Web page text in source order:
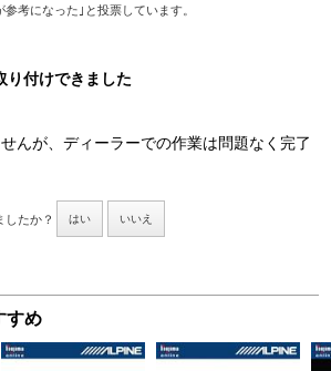
考になった｣と投票しています。
り付けできました
んが、ディーラーでの作業は問題なく完了
したか？ はい いいえ
すめ